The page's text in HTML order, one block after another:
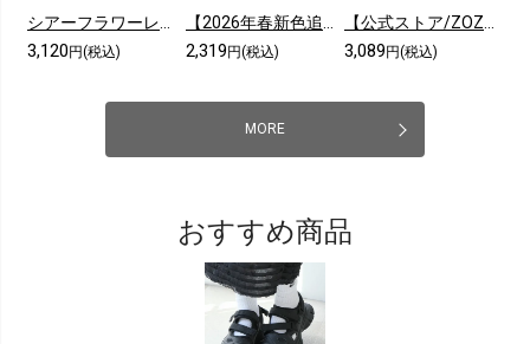
シアーフラワーレーススニーカー
3,120 円(税込)
【2026年春新色追加】【メンズレディース】ローテク異素材レースアップスニーカー
2,319 円(税込)
【公式ストア/ZOZO限定】ポインテッドトゥシアーピンヒールスニーカーミュール
3,089 円(税込)
MORE
おすすめ商品